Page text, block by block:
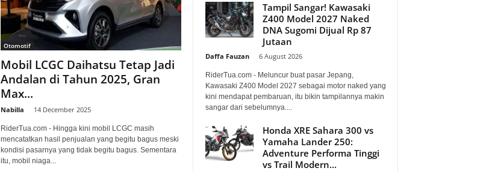
Otomotif
Mobil LCGC Daihatsu Tetap Jadi
Andalan di Tahun 2025, Gran
Max...
Nabilla 14 December 2025
RiderTua.com - Hingga kini mobil LCGC masih
mencatatkan hasil penjualan yang begitu bagus meski
kondisi pasarnya yang tidak begitu bagus. Sementara
itu, mobil niaga...
Tampil Sangar! Kawasaki
Z400 Model 2027 Naked
DNA Sugomi Dijual Rp 87
Jutaan
Daffa Fauzan 6 August 2026
RiderTua.com - Meluncur buat pasar Jepang,
Kawasaki Z400 Model 2027 sebagai motor naked yang
kini mendapat pembaruan, itu bikin tampilannya makin
sangar dari sebelumnya....
Honda XRE Sahara 300 vs
Yamaha Lander 250:
Adventure Performa Tinggi
vs Trail Modern...